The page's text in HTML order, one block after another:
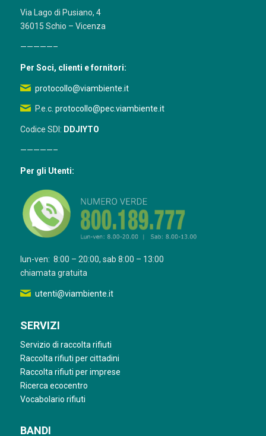
Via Lago di Pusiano, 4
36015 Schio – Vicenza
—————–
Per Soci, clienti e fornitori:
protocollo@viambiente.it
P.e.c. protocollo@pec.viambiente.it
Codice SDI: DDJIYTO
—————–
Per gli Utenti:
lun-ven: 8:00 – 20:00, sab 8:00 – 13:00
chiamata gratuita
utenti@viambiente.it
SERVIZI
Servizio di raccolta rifiuti
Raccolta rifiuti per cittadini
Raccolta rifiuti per imprese
Ricerca ecocentro
Vocabolario rifiuti
BANDI